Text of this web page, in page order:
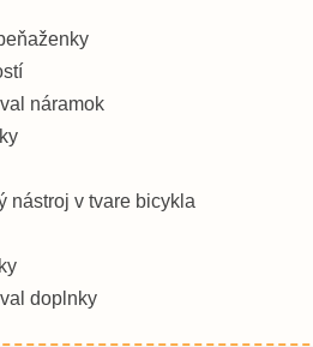
náramok
nástroj v tvare bicykla
doplnky